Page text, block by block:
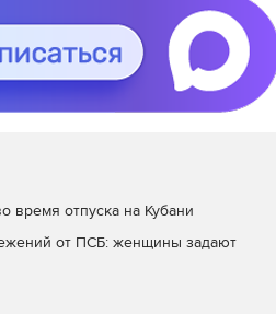
время отпуска на Кубани
от ПСБ: женщины задают